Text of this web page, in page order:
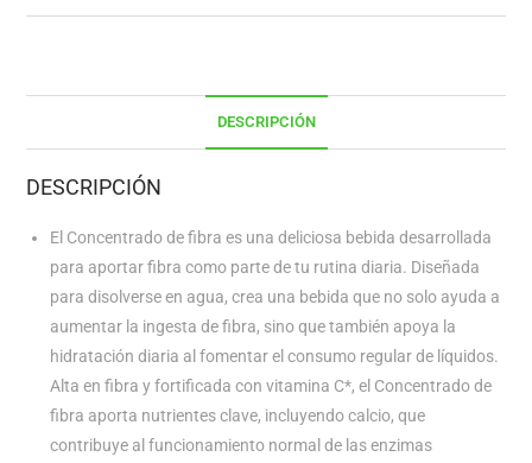
DESCRIPCIÓN
DESCRIPCIÓN
El Concentrado de fibra es una deliciosa bebida desarrollada
para aportar fibra como parte de tu rutina diaria. Diseñada
para disolverse en agua, crea una bebida que no solo ayuda a
aumentar la ingesta de fibra, sino que también apoya la
hidratación diaria al fomentar el consumo regular de líquidos.
Alta en fibra y fortificada con vitamina C*, el Concentrado de
fibra aporta nutrientes clave, incluyendo calcio, que
contribuye al funcionamiento normal de las enzimas